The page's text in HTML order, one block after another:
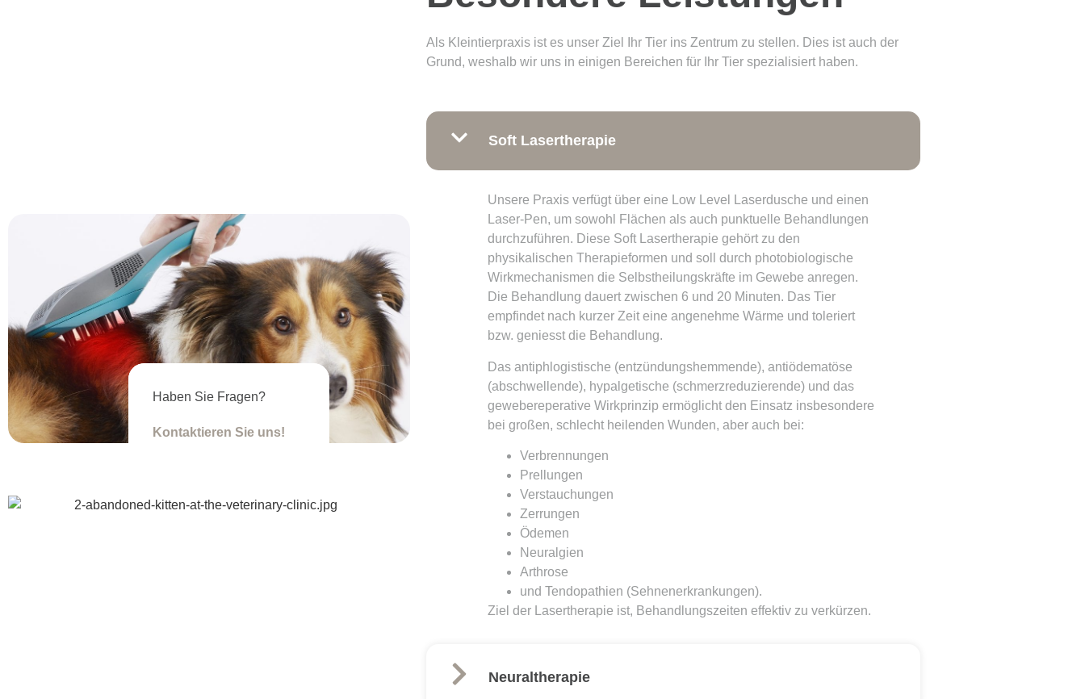
Haben Sie Fragen?
Kontaktieren Sie uns!
Als Kleintierpraxis ist es unser Ziel Ihr Tier ins Zentrum zu stellen. Dies ist auch der
Grund, weshalb wir uns in einigen Bereichen für Ihr Tier spezialisiert haben.
Soft Lasertherapie
Unsere Praxis verfügt über eine Low Level Laserdusche und einen
Laser-Pen, um sowohl Flächen als auch punktuelle Behandlungen
durchzuführen. Diese Soft Lasertherapie gehört zu den
physikalischen Therapieformen und soll durch photobiologische
Wirkmechanismen die Selbstheilungskräfte im Gewebe anregen.
Die Behandlung dauert zwischen 6 und 20 Minuten. Das Tier
empfindet nach kurzer Zeit eine angenehme Wärme und toleriert
bzw. geniesst die Behandlung.
Das antiphlogistische (entzündungshemmende), antiödematöse
(abschwellende), hypalgetische (schmerzreduzierende) und das
gewebereperative Wirkprinzip ermöglicht den Einsatz insbesondere
bei großen, schlecht heilenden Wunden, aber auch bei:
Verbrennungen
Prellungen
Verstauchungen
Zerrungen
Ödemen
Neuralgien
Arthrose
und Tendopathien (Sehnenerkrankungen).
Ziel der Lasertherapie ist, Behandlungszeiten effektiv zu verkürzen.
Neuraltherapie